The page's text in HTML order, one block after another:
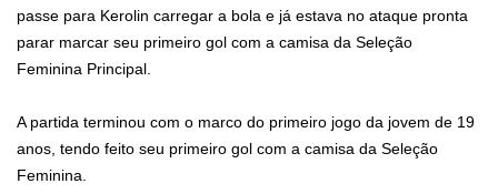
passe para Kerolin carregar a bola e já estava no ataque pronta
parar marcar seu primeiro gol com a camisa da Seleção
Feminina Principal.
A partida terminou com o marco do primeiro jogo da jovem de 19
anos, tendo feito seu primeiro gol com a camisa da Seleção
Feminina.